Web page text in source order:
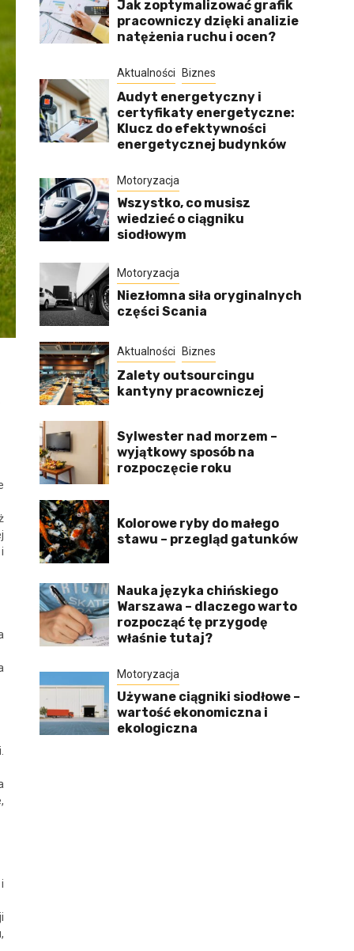
Jak zoptymalizować grafik
pracowniczy dzięki analizie
natężenia ruchu i ocen?
Aktualności Biznes
Audyt energetyczny i
certyfikaty energetyczne:
Klucz do efektywności
energetycznej budynków
Motoryzacja
Wszystko, co musisz
wiedzieć o ciągniku
siodłowym
Motoryzacja
Niezłomna siła oryginalnych
części Scania
Aktualności Biznes
Zalety outsourcingu
kantyny pracowniczej
Sylwester nad morzem –
wyjątkowy sposób na
rozpoczęcie roku
Kolorowe ryby do małego
stawu – przegląd gatunków
Nauka języka chińskiego
Warszawa – dlaczego warto
rozpocząć tę przygodę
właśnie tutaj?
Motoryzacja
Używane ciągniki siodłowe –
wartość ekonomiczna i
ekologiczna